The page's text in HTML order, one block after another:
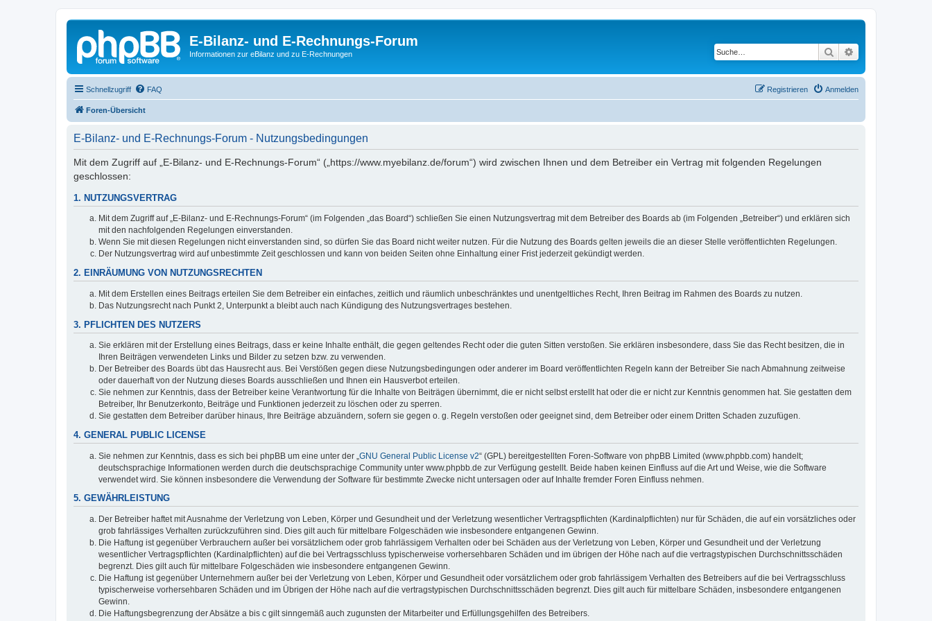
E-Bilanz- und E-Rechnungs-Forum
Informationen zur eBilanz und zu E-Rechnungen Suche
Schnellzugriff FAQ Anmelden
Registrieren
Foren-Übersicht
E-Bilanz- und E-Rechnungs-Forum - Nutzungsbedingungen
Mit dem Zugriff auf „E-Bilanz- und E-Rechnungs-Forum“ („https://www.myebilanz.de/forum“) wird zwischen Ihnen und dem Betreiber ein Vertrag mit folgenden Regelungen
geschlossen:
1. NUTZUNGSVERTRAG
Mit dem Zugriff auf „E-Bilanz- und E-Rechnungs-Forum“ (im Folgenden „das Board“) schließen Sie einen Nutzungsvertrag mit dem Betreiber des Boards ab (im Folgenden „Betreiber“) und erklären sich
mit den nachfolgenden Regelungen einverstanden.
Wenn Sie mit diesen Regelungen nicht einverstanden sind, so dürfen Sie das Board nicht weiter nutzen. Für die Nutzung des Boards gelten jeweils die an dieser Stelle veröffentlichten Regelungen.
Der Nutzungsvertrag wird auf unbestimmte Zeit geschlossen und kann von beiden Seiten ohne Einhaltung einer Frist jederzeit gekündigt werden.
2. EINRÄUMUNG VON NUTZUNGSRECHTEN
Mit dem Erstellen eines Beitrags erteilen Sie dem Betreiber ein einfaches, zeitlich und räumlich unbeschränktes und unentgeltliches Recht, Ihren Beitrag im Rahmen des Boards zu nutzen.
Das Nutzungsrecht nach Punkt 2, Unterpunkt a bleibt auch nach Kündigung des Nutzungsvertrages bestehen.
3. PFLICHTEN DES NUTZERS
Sie erklären mit der Erstellung eines Beitrags, dass er keine Inhalte enthält, die gegen geltendes Recht oder die guten Sitten verstoßen. Sie erklären insbesondere, dass Sie das Recht besitzen, die in
Ihren Beiträgen verwendeten Links und Bilder zu setzen bzw. zu verwenden.
Der Betreiber des Boards übt das Hausrecht aus. Bei Verstößen gegen diese Nutzungsbedingungen oder anderer im Board veröffentlichten Regeln kann der Betreiber Sie nach Abmahnung zeitweise
oder dauerhaft von der Nutzung dieses Boards ausschließen und Ihnen ein Hausverbot erteilen.
Sie nehmen zur Kenntnis, dass der Betreiber keine Verantwortung für die Inhalte von Beiträgen übernimmt, die er nicht selbst erstellt hat oder die er nicht zur Kenntnis genommen hat. Sie gestatten dem
Betreiber, Ihr Benutzerkonto, Beiträge und Funktionen jederzeit zu löschen oder zu sperren.
Sie gestatten dem Betreiber darüber hinaus, Ihre Beiträge abzuändern, sofern sie gegen o. g. Regeln verstoßen oder geeignet sind, dem Betreiber oder einem Dritten Schaden zuzufügen.
4. GENERAL PUBLIC LICENSE
Sie nehmen zur Kenntnis, dass es sich bei phpBB um eine unter der „ GNU General Public License v2“ (GPL) bereitgestellten Foren-Software von phpBB Limited (www.phpbb.com) handelt;
deutschsprachige Informationen werden durch die deutschsprachige Community unter www.phpbb.de zur Verfügung gestellt. Beide haben keinen Einfluss auf die Art und Weise, wie die Software
verwendet wird. Sie können insbesondere die Verwendung der Software für bestimmte Zwecke nicht untersagen oder auf Inhalte fremder Foren Einfluss nehmen.
5. GEWÄHRLEISTUNG
Der Betreiber haftet mit Ausnahme der Verletzung von Leben, Körper und Gesundheit und der Verletzung wesentlicher Vertragspflichten (Kardinalpflichten) nur für Schäden, die auf ein vorsätzliches oder
grob fahrlässiges Verhalten zurückzuführen sind. Dies gilt auch für mittelbare Folgeschäden wie insbesondere entgangenen Gewinn.
Die Haftung ist gegenüber Verbrauchern außer bei vorsätzlichem oder grob fahrlässigem Verhalten oder bei Schäden aus der Verletzung von Leben, Körper und Gesundheit und der Verletzung
wesentlicher Vertragspflichten (Kardinalpflichten) auf die bei Vertragsschluss typischerweise vorhersehbaren Schäden und im übrigen der Höhe nach auf die vertragstypischen Durchschnittsschäden
begrenzt. Dies gilt auch für mittelbare Folgeschäden wie insbesondere entgangenen Gewinn.
Die Haftung ist gegenüber Unternehmern außer bei der Verletzung von Leben, Körper und Gesundheit oder vorsätzlichem oder grob fahrlässigem Verhalten des Betreibers auf die bei Vertragsschluss
typischerweise vorhersehbaren Schäden und im Übrigen der Höhe nach auf die vertragstypischen Durchschnittsschäden begrenzt. Dies gilt auch für mittelbare Schäden, insbesondere entgangenen
Gewinn.
Die Haftungsbegrenzung der Absätze a bis c gilt sinngemäß auch zugunsten der Mitarbeiter und Erfüllungsgehilfen des Betreibers.